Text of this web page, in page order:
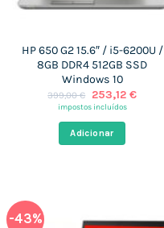
HP 650 G2 15.6″ / i5-6200U /
8GB DDR4 512GB SSD
Windows 10
399,00€
O
preço
era:
399,00 €.
253,12 €O
impostos incluídos
Adicionar
-43%